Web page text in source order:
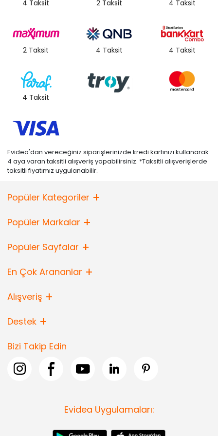
4 Taksit 2 Taksit 4 Taksit
2 Taksit 4 Taksit 4 Taksit
4 Taksit
Evidea'dan vereceğiniz siparişlerinizde kredi kartınızı kullanarak
4 aya varan taksitli alışveriş yapabilirsiniz. *Taksitli alışverişlerde
taksitli fiyatımız uygulanabilir.
Popüler Kategoriler
Popüler Markalar
Popüler Sayfalar
En Çok Arananlar
Alışveriş
Destek
Bizi Takip Edin
Evidea Uygulamaları: